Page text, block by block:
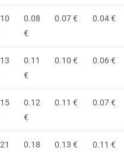
0.08
€
0.07 € 0.04 €
0.11
€
0.10 € 0.06 €
0.12
€
0.11 € 0.07 €
0.18
0.13 € 0.11 €